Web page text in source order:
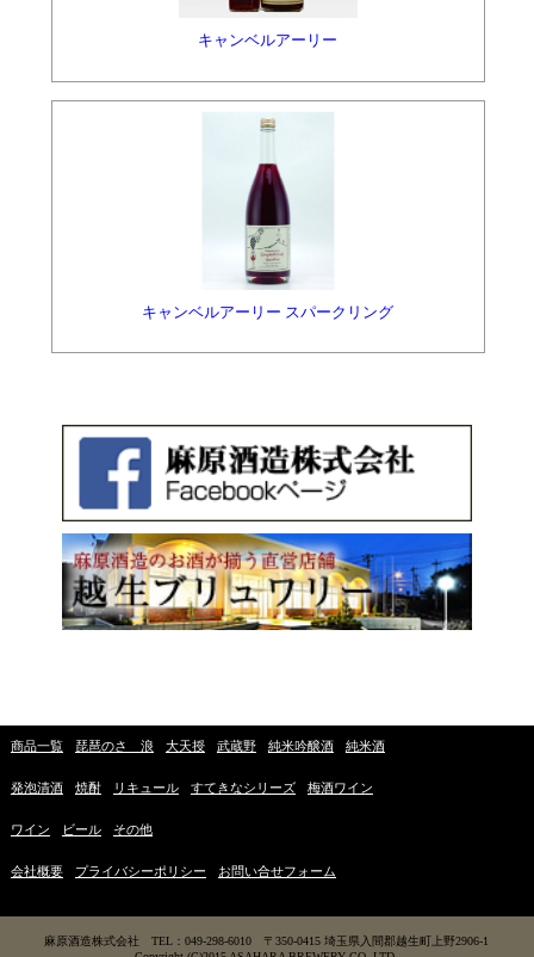
キャンベルアーリー
キャンベルアーリー スパークリング
商品一覧 琵琶のさゝ浪 大天授 武蔵野 純米吟醸酒 純米酒
発泡清酒 焼酎 リキュール すてきなシリーズ 梅酒ワイン
ワイン ビール その他
会社概要 プライバシーポリシー お問い合せフォーム
麻原酒造株式会社 TEL：049-298-6010 〒350-0415 埼玉県入間郡越生町上野2906-1